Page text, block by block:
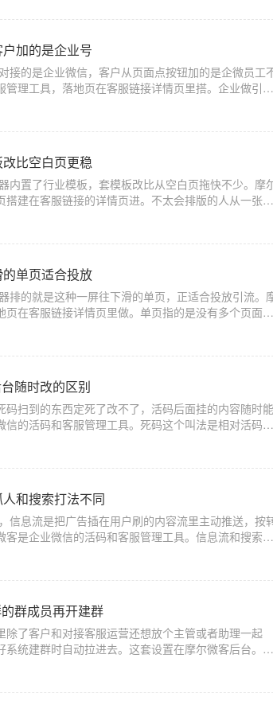
加的是企业号
接的是企业微信，客户从页面点按钮加的是企微员工
理工具，落地页在客服链接详情页里搭。企业做引流
号容易满五千，
比空白页更稳
内置了行业模板，套模板改比从空白页拖快不少。摩
建在客服链接的详情页进。不太会排版的人从一张白
按钮位置别扭，
单页适合投放
排的就是这种一屏往下滑的单页，正适合投放引流。
在客服链接详情页里做。单页指的是没有多个页面来
广告的落地页基
随时改的区别
扫到的东西定死了改不了，活码后面挂的内容随时能
的活码和客服管理工具。死码这个叫法是相对活码来
图案里了，扫出来
和搜索打法不同
信息流是把广告插在用户刷的内容流里主动推送，按
是企业微信的活码和客服管理工具。信息流和搜索的
需求来，
群成员再开建群
了客户和对接客服运营还想放个主管或者助理一起
统建群时自动拉进去。这套设置在摩尔微客后台。摩
拉群群成员的步骤：